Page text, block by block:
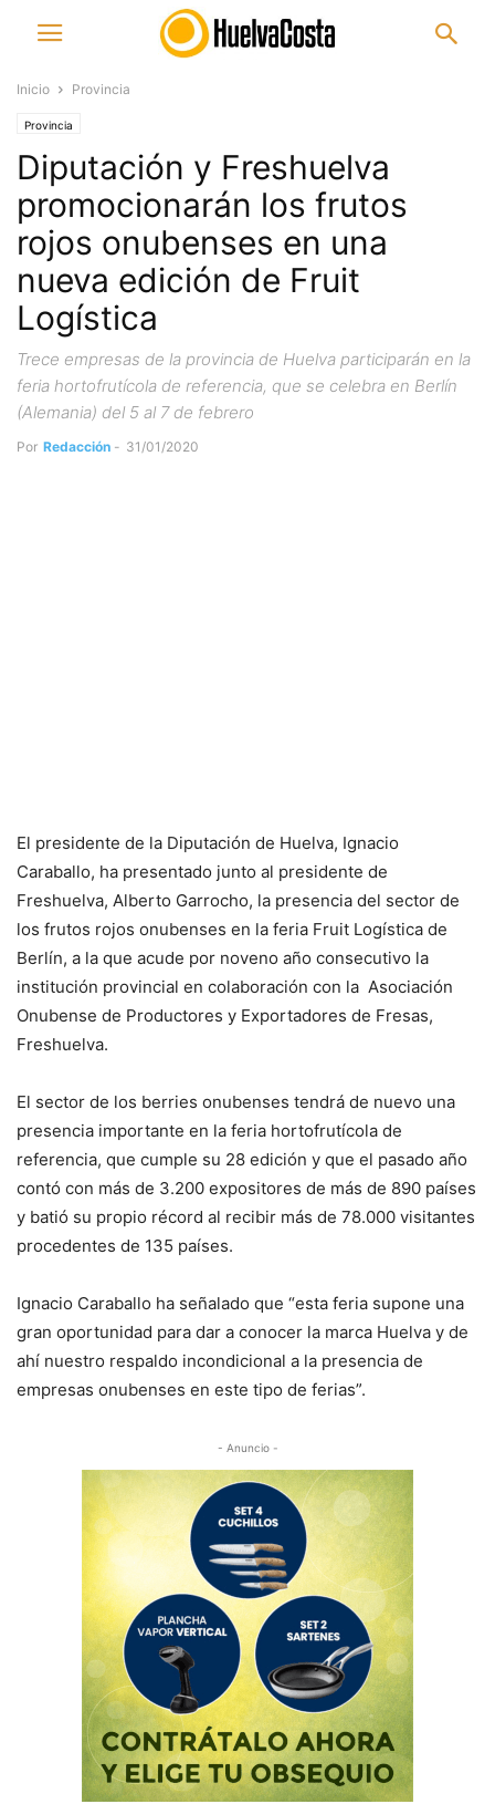
Inicio Provincia
Provincia
Diputación y Freshuelva
promocionarán los frutos
rojos onubenses en una
nueva edición de Fruit
Logística
Trece empresas de la provincia de Huelva participarán en la
feria hortofrutícola de referencia, que se celebra en Berlín
(Alemania) del 5 al 7 de febrero
Por Redacción - 31/01/2020
El presidente de la Diputación de Huelva, Ignacio
Caraballo, ha presentado junto al presidente de
Freshuelva, Alberto Garrocho, la presencia del sector de
los frutos rojos onubenses en la feria Fruit Logística de
Berlín, a la que acude por noveno año consecutivo la
institución provincial en colaboración con la Asociación
Onubense de Productores y Exportadores de Fresas,
Freshuelva.
El sector de los berries onubenses tendrá de nuevo una
presencia importante en la feria hortofrutícola de
referencia, que cumple su 28 edición y que el pasado año
contó con más de 3.200 expositores de más de 890 países
y batió su propio récord al recibir más de 78.000 visitantes
procedentes de 135 países.
Ignacio Caraballo ha señalado que “esta feria supone una
gran oportunidad para dar a conocer la marca Huelva y de
ahí nuestro respaldo incondicional a la presencia de
empresas onubenses en este tipo de ferias”.
- Anuncio -